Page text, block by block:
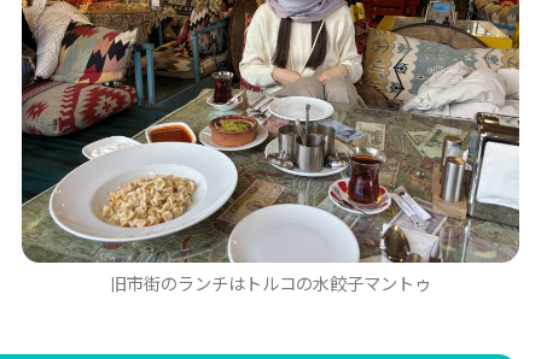
旧市街のランチはトルコの水餃子マントゥ